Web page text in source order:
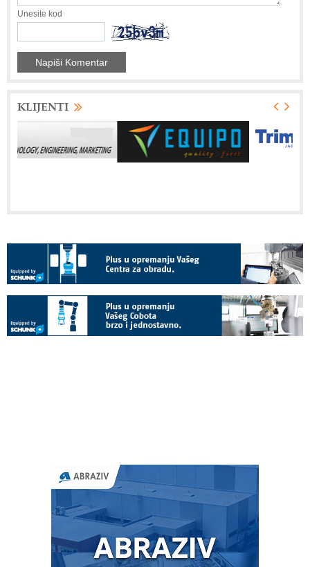
Unesite kod
KLIJENTI